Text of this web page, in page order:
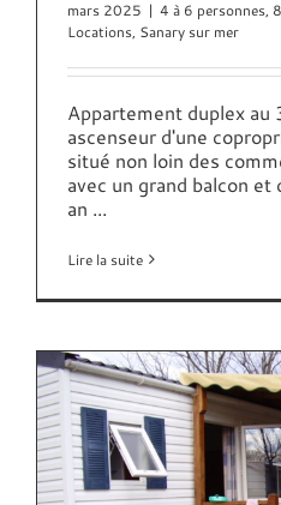
mars 2025 | 4 à 6 personnes,
Locations, Sanary sur mer
Appartement duplex au
ascenseur d'une
situé non loin des
avec un grand balcon
an ...
Lire la suite